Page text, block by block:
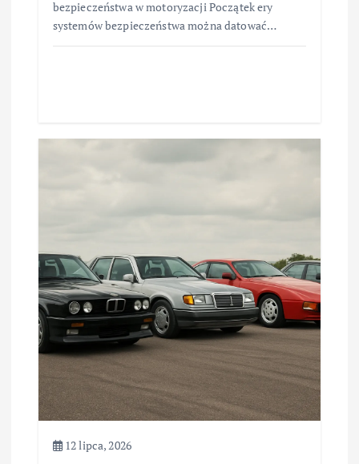
bezpieczeństwa w motoryzacji Początek ery
systemów bezpieczeństwa można datować…
12 lipca, 2026